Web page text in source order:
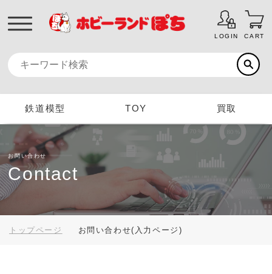
LOGIN CART
鉄道模型 TOY 買取
お問い合わせ
Contact
トップページ お問い合わせ(入力ページ)